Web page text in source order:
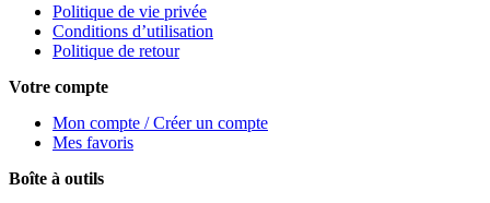
Politique de vie privée
Conditions d’utilisation
Politique de retour
Votre compte
Mon compte / Créer un compte
Mes favoris
Boîte à outils